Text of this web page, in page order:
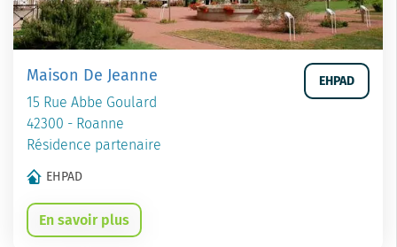
Maison De Jeanne
15 Rue Abbe Goulard
42300 - Roanne
Résidence partenaire
EHPAD
EHPAD
En savoir plus